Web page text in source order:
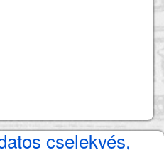
cselekvés,